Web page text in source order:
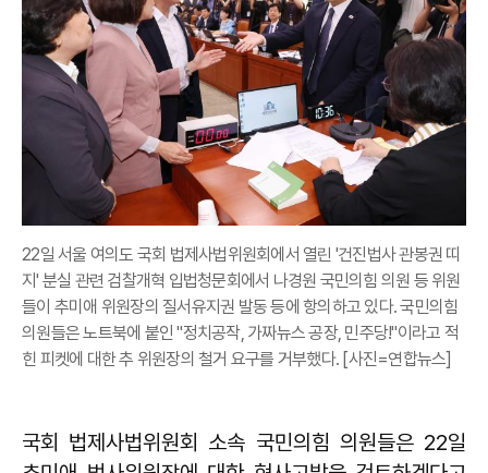
22일 서울 여의도 국회 법제사법위원회에서 열린 '건진법사 관봉권 띠
지' 분실 관련 검찰개혁 입법청문회에서 나경원 국민의힘 의원 등 위원
들이 추미애 위원장의 질서유지권 발동 등에 항의하고 있다. 국민의힘
의원들은 노트북에 붙인 "정치공작, 가짜뉴스 공장, 민주당!"이라고 적
힌 피켓에 대한 추 위원장의 철거 요구를 거부했다. [사진=연합뉴스]
국회 법제사법위원회 소속 국민의힘 의원들은 22일